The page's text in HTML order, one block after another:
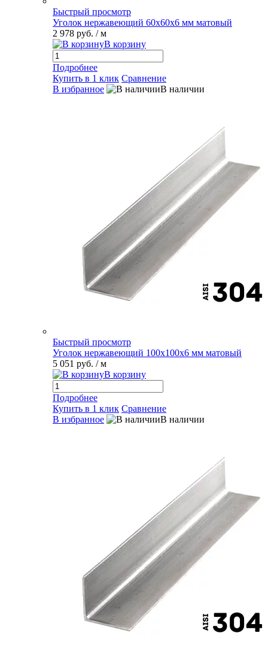
Быстрый просмотр
Уголок нержавеющий 60х60х6 мм матовый
2 978 руб. / м
В корзину
Подробнее
Купить в 1 клик Сравнение
В избранное
В наличии
Быстрый просмотр
Уголок нержавеющий 100х100х6 мм матовый
5 051 руб. / м
В корзину
Подробнее
Купить в 1 клик Сравнение
В избранное
В наличии